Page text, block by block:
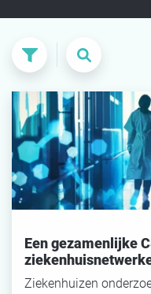
Reset filter
Zoeken
ZOEKEN
Een gezamenlijke
Ziekenhuizen